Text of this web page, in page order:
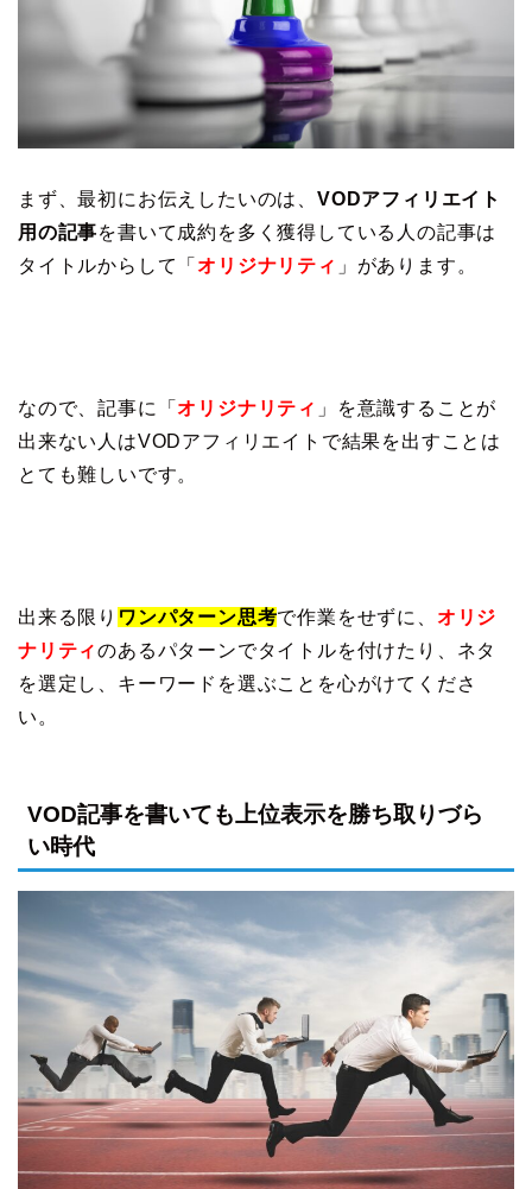
まず、最初にお伝えしたいのは、 VODアフィリエイト
用の記事を書いて成約を多く獲得している人の記事は
タイトルからして「 オリジナリティ 」があります。
なので、記事に「 オリジナリティ 」を意識することが
出来ない人はVODアフィリエイトで結果を出すことは
とても難しいです。
出来る限り ワンパターン思考で作業をせずに、 オリジ
ナリティのあるパターンでタイトルを付けたり、ネタ
を選定し、キーワードを選ぶことを心がけてくださ
い。
VOD記事を書いても上位表示を勝ち取りづら
い時代